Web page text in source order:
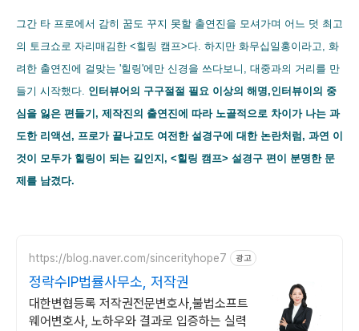
그간 타 프로에서 감히 꿈도 꾸지 못할 출연진을 모셔가며 어느 덧 최고
의 토크쇼로 자리매김한 <힐링 캠프>다. 하지만 화무십일홍이라고, 화
려한 출연진에 걸맞는 '힐링'에만 신경을 쓰다보니, 대중과의 거리를 만
들기 시작했다. 인터뷰어의 구구절절 필요 이상의 해명,인터뷰이의 중
심을 잃은 편들기, 제작진의 출연진에 따라 노골적으로 차이가 나는 과
도한 리액션, 프로가 끝나고도 여전한 설경구에 대한 논란처럼, 과연 이
것이 모두가 힐링이 되는 길인지, <힐링 캠프> 설경구 편이 분명한 문
제를 남겼다.
https://blog.naver.com/sincerityhope7 광고
정락수IP법률사무소, 저작권
대한변협등록 저작권전문변호사,불법소프트
웨어변호사, 노하우와 결과로 입증하는 실력